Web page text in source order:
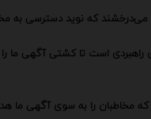
که نوید دسترسی به
راهبردی است تا کشتی آگهی ما
مخاطبان را به سوی آگهی ما